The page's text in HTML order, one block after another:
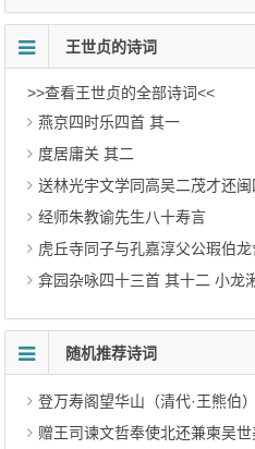
王世贞的诗词
>>查看王世贞的全部诗词<<
燕京四时乐四首 其一
度居庸关 其二
送林光宇文学同高吴二茂才还闽
经师朱教谕先生八十寿言
虎丘寺同子与孔嘉淳父公瑕伯龙舍弟送别
弇园杂咏四十三首 其十二 小龙
随机推荐诗词
登万寿阁望华山（清代·王熊伯）
赠王司谏文哲奉使北还兼柬吴世